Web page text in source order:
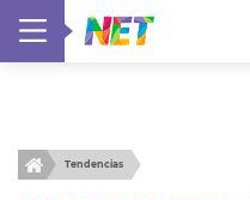
Tendencias